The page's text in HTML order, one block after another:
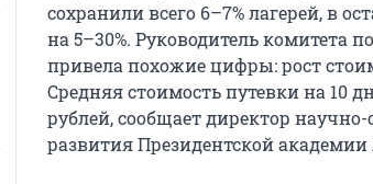
сохранили всего 6–7% лагерей, в
на 5–30%. Руководитель комитета
привела похожие цифры: рост
Средняя стоимость путевки на 10
рублей, сообщает директор
развития Президентской